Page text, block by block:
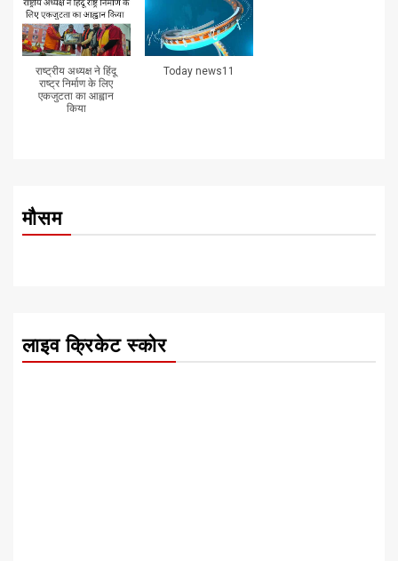
राष्ट्रीय अध्यक्ष ने हिंदू
राष्ट्र निर्माण के लिए
एकजुटता का आह्वान
किया
Today news11
मौसम
लाइव क्रिकेट स्कोर